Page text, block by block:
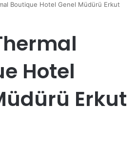
Boutique Hotel Genel Müdürü Erkut
Hotel
Erkut